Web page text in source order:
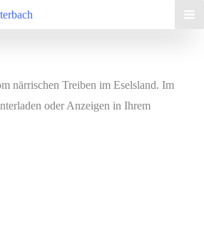
närrischen Treiben im Eselsland. Im
oder Anzeigen in Ihrem